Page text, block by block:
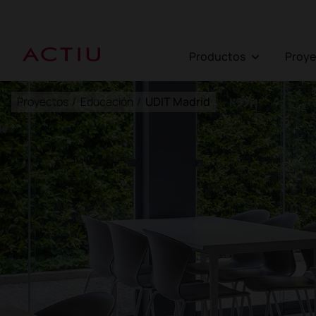
Productos
Proyectos / Educación UDIT Madrid